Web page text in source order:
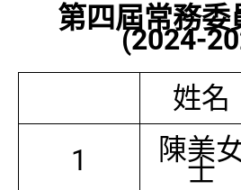
第四屆常務委
(2024-
姓名
1
陳美
士